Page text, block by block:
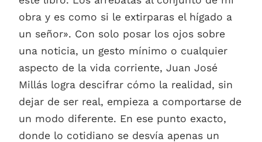
obra y es como si le extirparas el hígado a
un señor». Con solo posar los ojos sobre
una noticia, un gesto mínimo o cualquier
aspecto de la vida corriente, Juan José
Millás logra descifrar cómo la realidad, sin
dejar de ser real, empieza a comportarse de
un modo diferente. En ese punto exacto,
donde lo cotidiano se desvía apenas un